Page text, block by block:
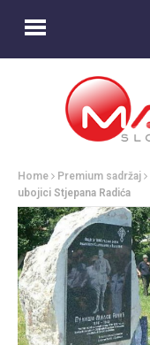
Home Premium sadržaj
ubojici Stjepana Radića